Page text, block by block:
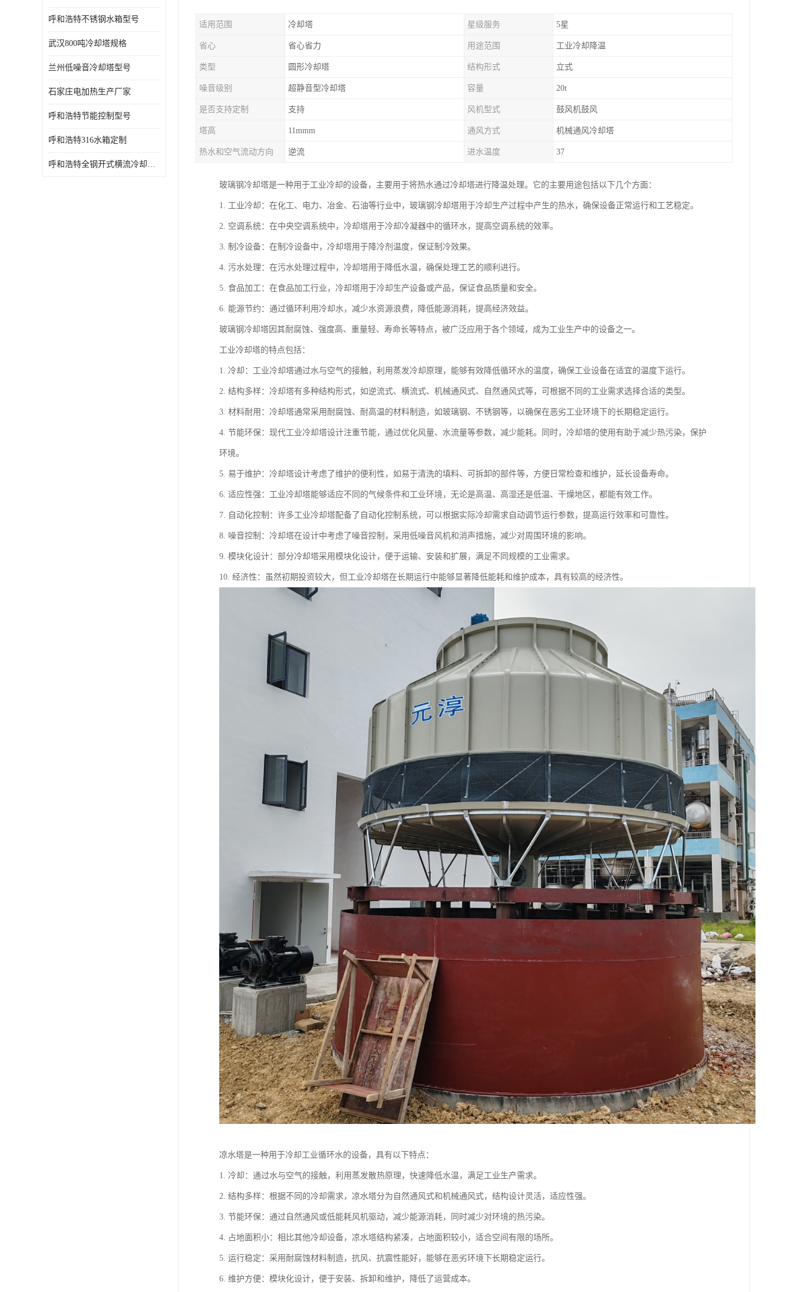
呼和浩特不锈钢水箱型号
武汉800吨冷却塔规格
兰州低噪音冷却塔型号
石家庄电加热生产厂家
呼和浩特节能控制型号
呼和浩特316水箱定制
呼和浩特全钢开式横流冷却塔型号
适用范围 冷却塔 星级服务 5星
省心 省心省力 用途范围 工业冷却降温
类型 圆形冷却塔 结构形式 立式
噪音级别 超静音型冷却塔 容量 20t
是否支持定制 支持 风机型式 鼓风机鼓风
塔高 11mmm 通风方式 机械通风冷却塔
热水和空气流动方向 逆流 进水温度 37
玻璃钢冷却塔是一种用于工业冷却的设备，主要用于将热水通过冷却塔进行降温处理。它的主要用途包括以下几个方面：
1. 工业冷却：在化工、电力、冶金、石油等行业中，玻璃钢冷却塔用于冷却生产过程中产生的热水，确保设备正常运行和工艺稳定。
2. 空调系统：在中央空调系统中，冷却塔用于冷却冷凝器中的循环水，提高空调系统的效率。
3. 制冷设备：在制冷设备中，冷却塔用于降冷剂温度，保证制冷效果。
4. 污水处理：在污水处理过程中，冷却塔用于降低水温，确保处理工艺的顺利进行。
5. 食品加工：在食品加工行业，冷却塔用于冷却生产设备或产品，保证食品质量和安全。
6. 能源节约：通过循环利用冷却水，减少水资源浪费，降低能源消耗，提高经济效益。
玻璃钢冷却塔因其耐腐蚀、强度高、重量轻、寿命长等特点，被广泛应用于各个领域，成为工业生产中的设备之一。
工业冷却塔的特点包括：
1. 冷却：工业冷却塔通过水与空气的接触，利用蒸发冷却原理，能够有效降低循环水的温度，确保工业设备在适宜的温度下运行。
2. 结构多样：冷却塔有多种结构形式，如逆流式、横流式、机械通风式、自然通风式等，可根据不同的工业需求选择合适的类型。
3. 材料耐用：冷却塔通常采用耐腐蚀、耐高温的材料制造，如玻璃钢、不锈钢等，以确保在恶劣工业环境下的长期稳定运行。
4. 节能环保：现代工业冷却塔设计注重节能，通过优化风量、水流量等参数，减少能耗。同时，冷却塔的使用有助于减少热污染，保护
环境。
5. 易于维护：冷却塔设计考虑了维护的便利性，如易于清洗的填料、可拆卸的部件等，方便日常检查和维护，延长设备寿命。
6. 适应性强：工业冷却塔能够适应不同的气候条件和工业环境，无论是高温、高湿还是低温、干燥地区，都能有效工作。
7. 自动化控制：许多工业冷却塔配备了自动化控制系统，可以根据实际冷却需求自动调节运行参数，提高运行效率和可靠性。
8. 噪音控制：冷却塔在设计中考虑了噪音控制，采用低噪音风机和消声措施，减少对周围环境的影响。
9. 模块化设计：部分冷却塔采用模块化设计，便于运输、安装和扩展，满足不同规模的工业需求。
10. 经济性：虽然初期投资较大，但工业冷却塔在长期运行中能够显著降低能耗和维护成本，具有较高的经济性。
凉水塔是一种用于冷却工业循环水的设备，具有以下特点：
1. 冷却：通过水与空气的接触，利用蒸发散热原理，快速降低水温，满足工业生产需求。
2. 结构多样：根据不同的冷却需求，凉水塔分为自然通风式和机械通风式，结构设计灵活，适应性强。
3. 节能环保：通过自然通风或低能耗风机驱动，减少能源消耗，同时减少对环境的热污染。
4. 占地面积小：相比其他冷却设备，凉水塔结构紧凑，占地面积较小，适合空间有限的场所。
5. 运行稳定：采用耐腐蚀材料制造，抗风、抗震性能好，能够在恶劣环境下长期稳定运行。
6. 维护方便：模块化设计，便于安装、拆卸和维护，降低了运营成本。